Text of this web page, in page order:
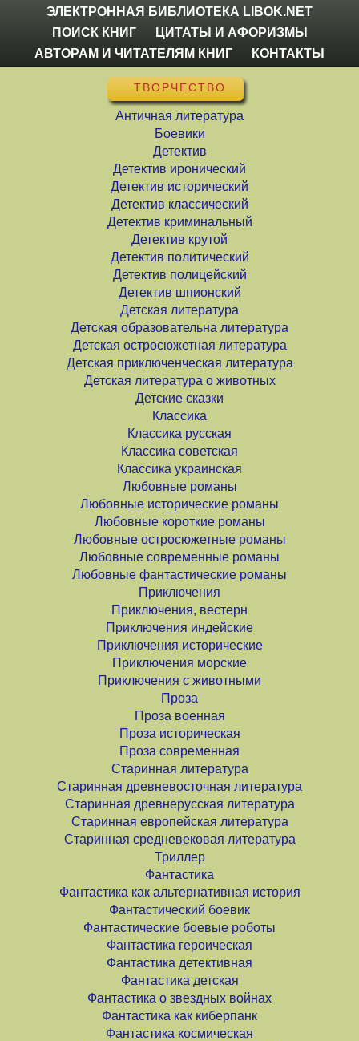
ЭЛЕКТРОННАЯ БИБЛИОТЕКА LIBOK.NET
ПОИСК КНИГ
ЦИТАТЫ И АФОРИЗМЫ
АВТОРАМ И ЧИТАТЕЛЯМ КНИГ
КОНТАКТЫ
ТВОРЧЕСТВО
Античная литература
Боевики
Детектив
Детектив иронический
Детектив исторический
Детектив классический
Детектив криминальный
Детектив крутой
Детектив политический
Детектив полицейский
Детектив шпионский
Детская литература
Детская образовательна литература
Детская остросюжетная литература
Детская приключенческая литература
Детская литература о животных
Детские сказки
Классика
Классика русская
Классика советская
Классика украинская
Любовные романы
Любовные исторические романы
Любовные короткие романы
Любовные остросюжетные романы
Любовные современные романы
Любовные фантастические романы
Приключения
Приключения, вестерн
Приключения индейские
Приключения исторические
Приключения морские
Приключения с животными
Проза
Проза военная
Проза историческая
Проза современная
Старинная литература
Старинная древневосточная литература
Старинная древнерусская литература
Старинная европейская литература
Старинная средневековая литература
Триллер
Фантастика
Фантастика как альтернативная история
Фантастический боевик
Фантастические боевые роботы
Фантастика героическая
Фантастика детективная
Фантастика детская
Фантастика о звездных войнах
Фантастика как киберпанк
Фантастика космическая